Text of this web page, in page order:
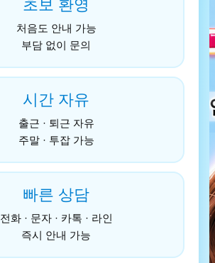
초보 환영
처음도 안내 가능
부담 없이 문의
시간 자유
출근 · 퇴근 자유
주말 · 투잡 가능
빠른 상담
전화 · 문자 · 카톡 · 라인
즉시 안내 가능